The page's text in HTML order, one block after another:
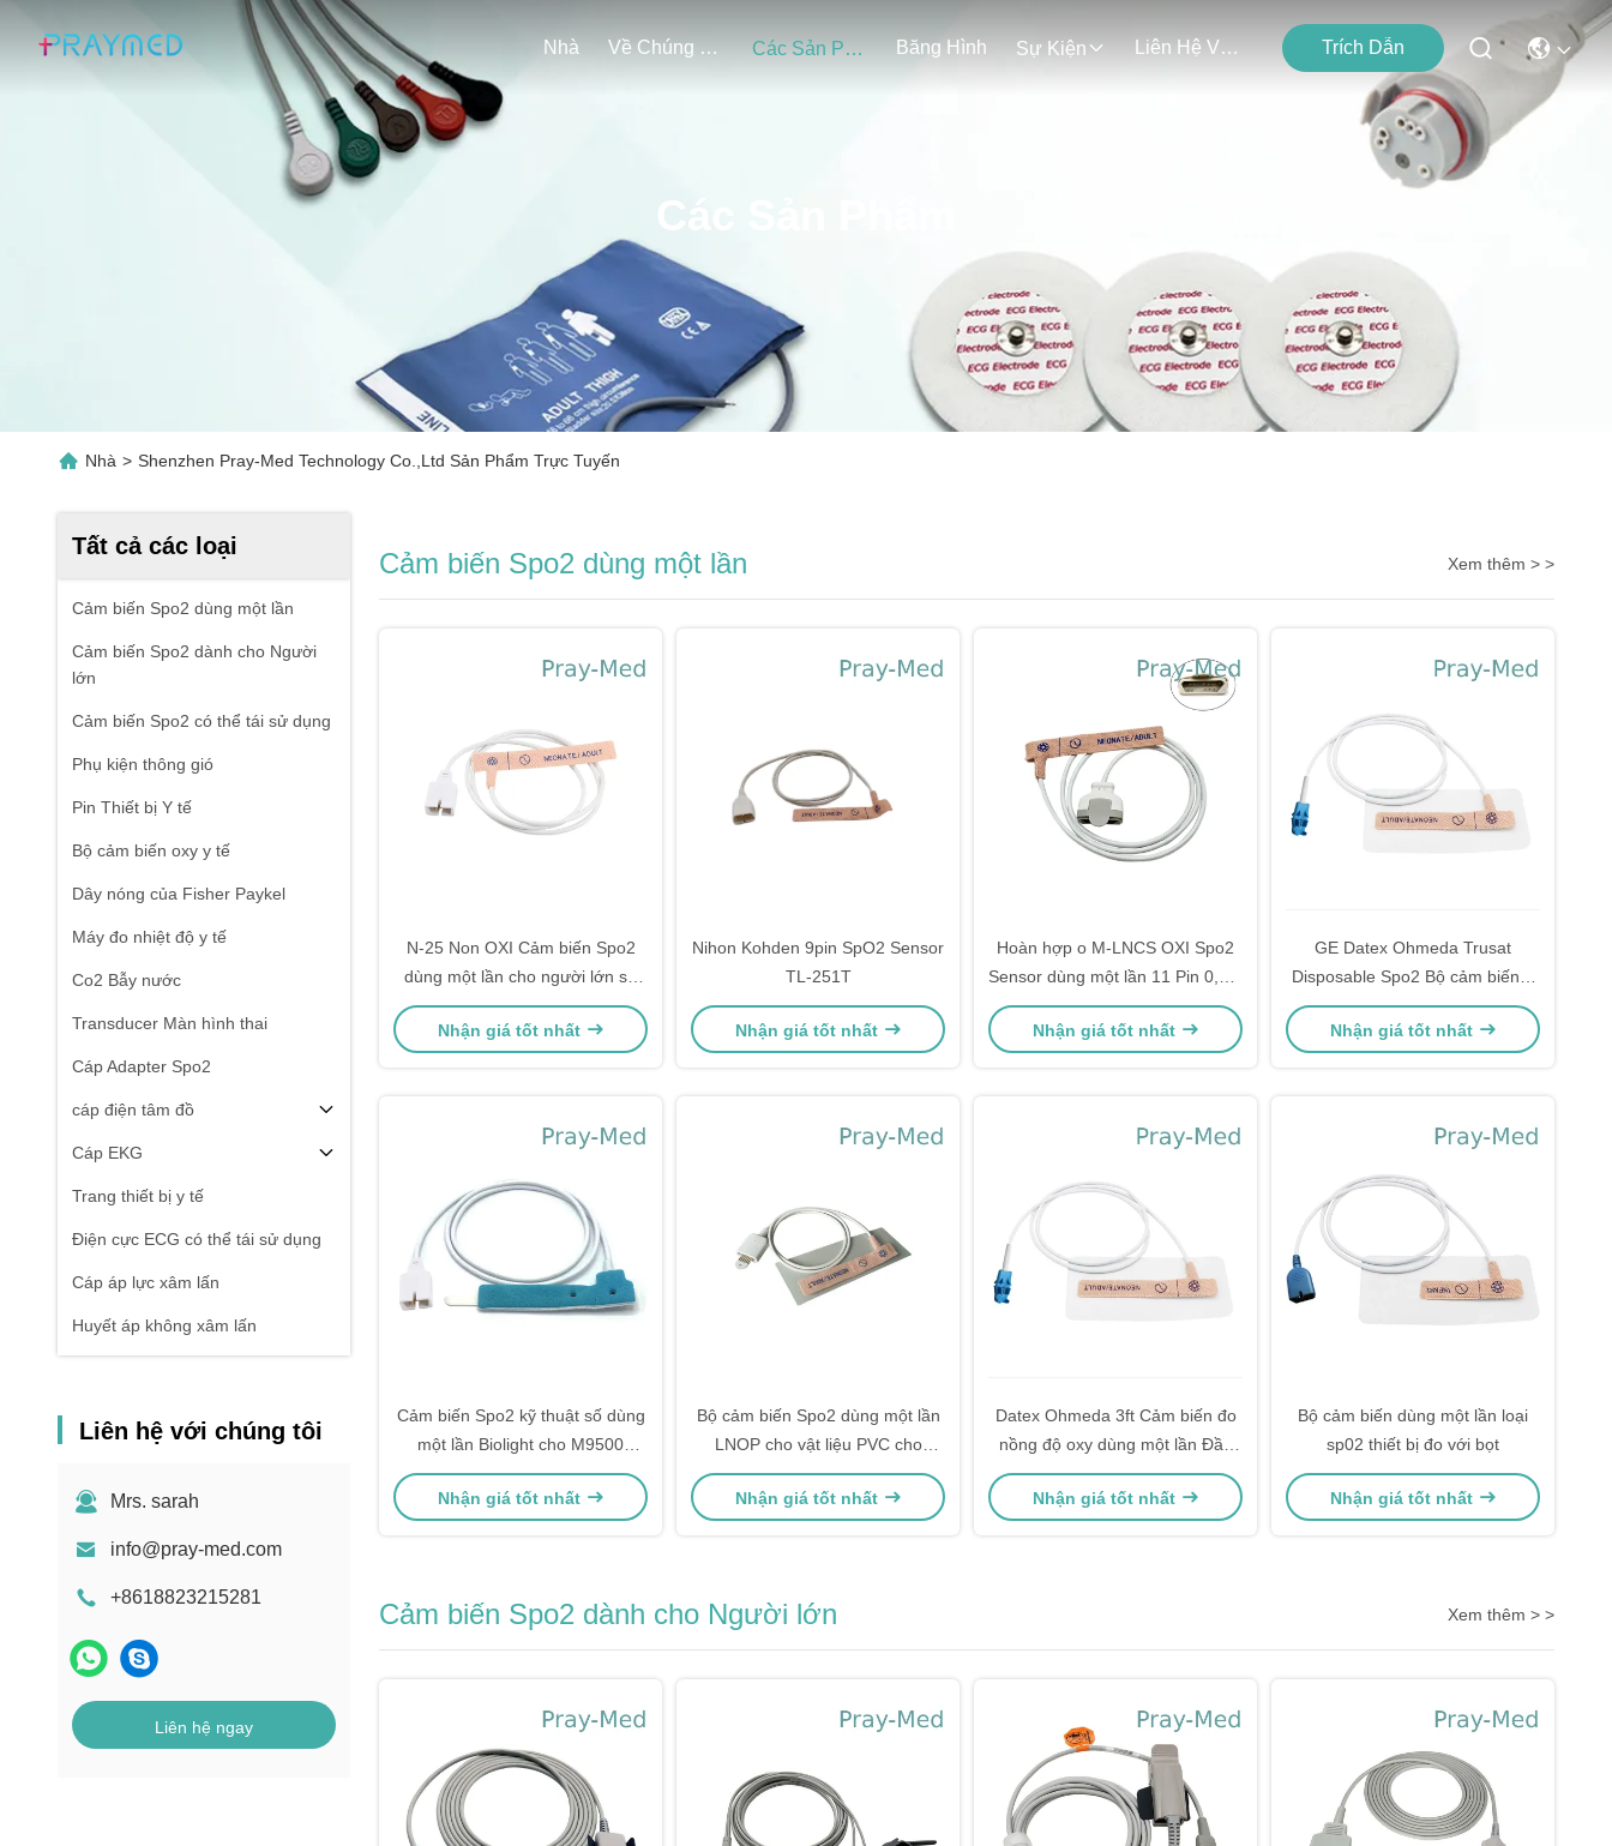
Nhà Về Chúng Tôi Các Sản Phẩm Băng Hình Sự Kiện Liên Hệ Với Chúng Tôi Trích Dẫn
Nhà > Shenzhen Pray-Med Technology Co.,Ltd Sản Phẩm Trực Tuyến
Tất cả các loại
Cảm biến Spo2 dùng một lần
Cảm biến Spo2 dành cho Người
lớn
Cảm biến Spo2 có thể tái sử dụng
Phụ kiện thông gió
Pin Thiết bị Y tế
Bộ cảm biến oxy y tế
Dây nóng của Fisher Paykel
Máy đo nhiệt độ y tế
Co2 Bẫy nước
Transducer Màn hình thai
Cáp Adapter Spo2
cáp điện tâm đồ
Cáp EKG
Trang thiết bị y tế
Điện cực ECG có thể tái sử dụng
Cáp áp lực xâm lấn
Huyết áp không xâm lấn
Liên hệ với chúng tôi
Mrs. sarah
info@pray-med.com
+8618823215281
Liên hệ ngay
Cảm biến Spo2 dùng một lần Xem thêm > >
N-25 Non OXI Cảm biến Spo2
dùng một lần cho người lớn sơ
sinh
Nhận giá tốt nhất
Nihon Kohden 9pin SpO2 Sensor
TL-251T
Nhận giá tốt nhất
Hoàn hợp o M-LNCS OXI Spo2
Sensor dùng một lần 11 Pin 0,9m
Áp dính dệt
Nhận giá tốt nhất
GE Datex Ohmeda Trusat
Disposable Spo2 Bộ cảm biến 8
đầu nối Pin 0.9m Chiều dài
Nhận giá tốt nhất
Cảm biến Spo2 kỹ thuật số dùng
một lần Biolight cho M9500
M7000 DB 7 pin
Nhận giá tốt nhất
Bộ cảm biến Spo2 dùng một lần
LNOP cho vật liệu PVC cho
người lớn / trẻ em
Nhận giá tốt nhất
Datex Ohmeda 3ft Cảm biến đo
nồng độ oxy dùng một lần Đầu
nối 8 chân
Nhận giá tốt nhất
Bộ cảm biến dùng một lần loại
sp02 thiết bị đo với bọt
Nhận giá tốt nhất
Cảm biến Spo2 dành cho Người lớn Xem thêm > >